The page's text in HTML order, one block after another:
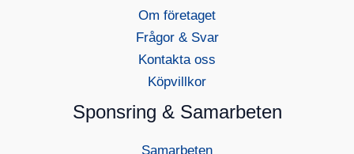
Om företaget
Frågor & Svar
Kontakta oss
Köpvillkor
Sponsring & Samarbeten
Samarbeten